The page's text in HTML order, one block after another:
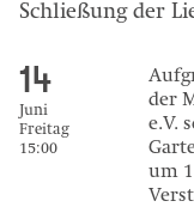
Schließung der
der
e.V.
um
14
Juni
Freitag
15:00